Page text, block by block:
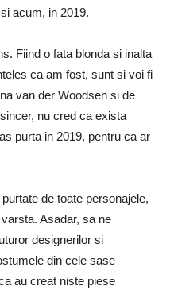
acum, in 2019.
Fiind o fata blonda si inalta
ca am fost, sunt si voi fi
van der Woodsen si de
nu cred ca exista
purta in 2019, pentru ca ar
de toate personajele,
Asadar, sa ne
designerilor si
din cele sase
au creat niste piese